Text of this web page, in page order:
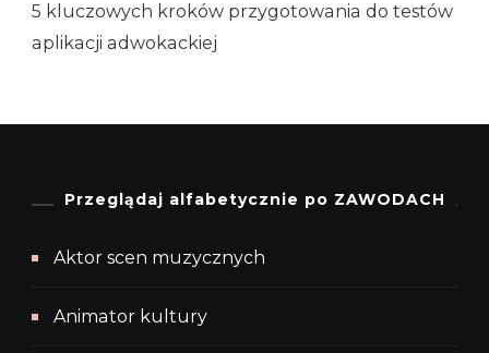
5 kluczowych kroków przygotowania do testów
aplikacji adwokackiej
Przeglądaj alfabetycznie po ZAWODACH
Aktor scen muzycznych
Animator kultury